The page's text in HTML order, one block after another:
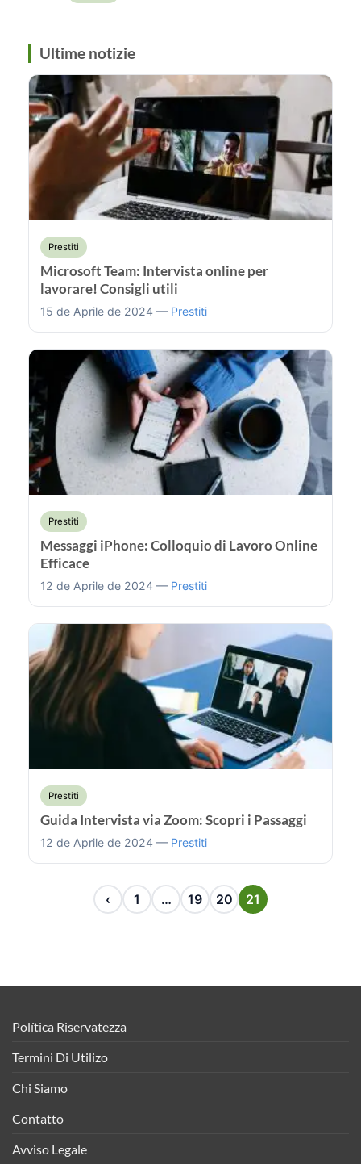
Ultime notizie
Prestiti
Microsoft Team: Intervista online per
lavorare! Consigli utili
15 de Aprile de 2024 — Prestiti
Prestiti
Messaggi iPhone: Colloquio di Lavoro Online
Efficace
12 de Aprile de 2024 — Prestiti
Prestiti
Guida Intervista via Zoom: Scopri i Passaggi
12 de Aprile de 2024 — Prestiti
‹ 1 … 19 20 21
Política Riservatezza
Termini Di Utilizo
Chi Siamo
Contatto
Avviso Legale